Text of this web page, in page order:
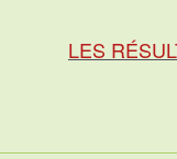
LES